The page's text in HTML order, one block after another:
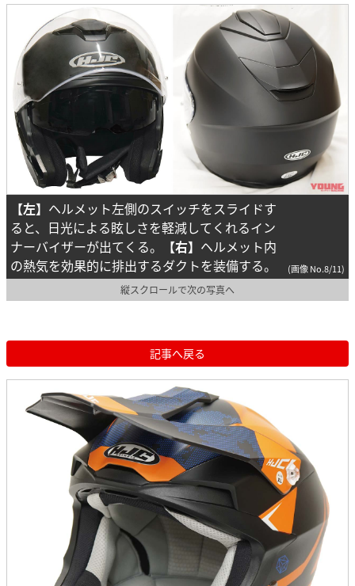
【左】 ヘルメット左側のスイッチをスライドす
ると、日光による眩しさを軽減してくれるイン
ナーバイザーが出てくる。
【右】 ヘルメット内
の熱気を効果的に排出するダクトを装備する。
(画像 No.8/11)
縦スクロールで次の写真へ
記事へ戻る